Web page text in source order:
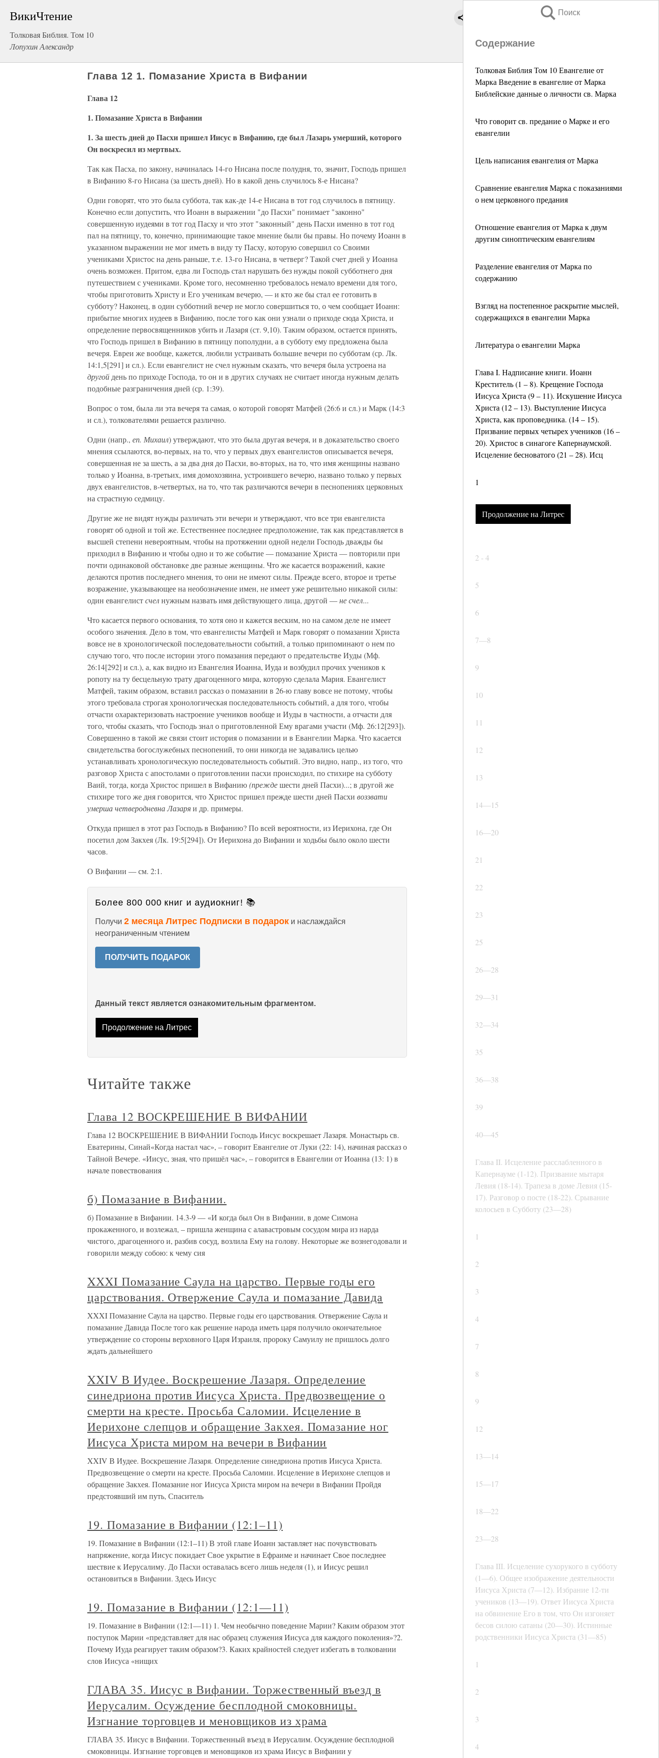
ВикиЧтение
Толковая Библия. Том 10
Лопухин Александр
Поиск
Содержание
Толковая Библия Том 10 Евангелие от
Марка Введение в евангелие от Марка
Библейские данные о личности св. Марка
Что говорит св. предание о Марке и его
евангелии
Цель написания евангелия от Марка
Сравнение евангелия Марка с показаниями
о нем церковного предания
Отношение евангелия от Марка к двум
другим синоптическим евангелиям
Разделение евангелия от Марка по
содержанию
Взгляд на постепенное раскрытие мыслей,
содержащихся в евангелии Марка
Литература о евангелии Марка
Глава I. Надписание книги. Иоанн
Креститель (1 – 8). Крещение Господа
Иисуса Христа (9 – 11). Искушение Иисуса
Христа (12 – 13). Выступление Иисуса
Христа, как проповедника. (14 – 15).
Призвание первых четырех учеников (16 –
20). Христос в синагоге Капернаумской.
Исцеление бесноватого (21 – 28). Исц
1
Продолжение на Литрес
2 - 4
5
6
7—8
9
10
11
12
13
14—15
16—20
21
22
23
25
26—28
29—31
32—34
35
36—38
39
40—45
Глава II. Исцеление расслабленного в
Капернауме (1-12). Призвание мытаря
Левия (18-14). Трапеза в доме Левия (15-
17). Разговор о посте (18-22). Срывание
колосьев в Субботу (23—28)
1
2
3
4
7
8
9
12
13—14
15—17
18—22
23—28
Глава III. Исцеление сухорукого в субботу
(1—6). Общее изображение деятельности
Иисуса Христа (7—12). Избрание 12-ти
учеников (13—19). Ответ Иисуса Христа
на обвинение Его в том, что Он изгоняет
бесов силою сатаны (20—30). Истинные
родственники Иисуса Христа (31—85)
1
2
3
4
Глава 12 1. Помазание Христа в Вифании
Глава 12
1. Помазание Христа в Вифании
1. За шесть дней до Пасхи пришел Иисус в Вифанию, где был Лазарь умерший, которого
Он воскресил из мертвых.
Так как Пасха, по закону, начиналась 14-го Нисана после полудня, то, значит, Господь пришел
в Вифанию 8-го Нисана (за шесть дней). Но в какой день случилось 8-е Нисана?
Одни говорят, что это была суббота, так как-де 14-е Нисана в тот год случилось в пятницу.
Конечно если допустить, что Иоанн в выражении "до Пасхи" понимает "законно"
совершенную иудеями в тот год Пасху и что этот "законный" день Пасхи именно в тот год
пал на пятницу, то, конечно, принимающие такое мнение были бы правы. Но почему Иоанн в
указанном выражении не мог иметь в виду ту Пасху, которую совершил со Своими
учениками Христос на день раньше, т.е. 13-го Нисана, в четверг? Такой счет дней у Иоанна
очень возможен. Притом, едва ли Господь стал нарушать без нужды покой субботнего дня
путешествием с учениками. Кроме того, несомненно требовалось немало времени для того,
чтобы приготовить Христу и Его ученикам вечерю, — и кто же бы стал ее готовить в
субботу? Наконец, в один субботний вечер не могло совершиться то, о чем сообщает Иоанн:
прибытие многих иудеев в Вифанию, после того как они узнали о приходе сюда Христа, и
определение первосвященников убить и Лазаря (ст. 9,10). Таким образом, остается принять,
что Господь пришел в Вифанию в пятницу пополудни, а в субботу ему предложена была
вечеря. Евреи же вообще, кажется, любили устраивать большие вечери по субботам (ср. Лк.
14:1,5[291] и сл.). Если евангелист не счел нужным сказать, что вечеря была устроена на
другой день по приходе Господа, то он и в других случаях не считает иногда нужным делать
подобные разграничения дней (ср. 1:39).
Вопрос о том, была ли эта вечеря та самая, о которой говорят Матфей (26:6 и сл.) и Марк (14:3
и сл.), толкователями решается различно.
Одни (напр., еп. Михаил) утверждают, что это была другая вечеря, и в доказательство своего
мнения ссылаются, во-первых, на то, что у первых двух евангелистов описывается вечеря,
совершенная не за шесть, а за два дня до Пасхи, во-вторых, на то, что имя женщины названо
только у Иоанна, в-третьих, имя домохозяина, устроившего вечерю, названо только у первых
двух евангелистов, в-четвертых, на то, что так различаются вечери в песнопениях церковных
на страстную седмицу.
Другие же не видят нужды различать эти вечери и утверждают, что все три евангелиста
говорят об одной и той же. Естественнее последнее предположение, так как представляется в
высшей степени невероятным, чтобы на протяжении одной недели Господь дважды бы
приходил в Вифанию и чтобы одно и то же событие — помазание Христа — повторили при
почти одинаковой обстановке две разные женщины. Что же касается возражений, какие
делаются против последнего мнения, то они не имеют силы. Прежде всего, второе и третье
возражение, указывающее на необозначение имен, не имеет уже решительно никакой силы:
один евангелистсчелнужным назвать имя действующего лица, другой —не счел...
Что касается первого основания, то хотя оно и кажется веским, но на самом деле не имеет
особого значения. Дело в том, что евангелисты Матфей и Марк говорят о помазании Христа
вовсе не в хронологической последовательности событий, а только припоминают о нем по
случаю того, что после истории этого помазания передают о предательстве Иуды (Мф.
26:14[292] и сл.), а, как видно из Евангелия Иоанна, Иуда и возбудил прочих учеников к
ропоту на ту бесцельную трату драгоценного мира, которую сделала Мария. Евангелист
Матфей, таким образом, вставил рассказ о помазании в 26-ю главу вовсе не потому, чтобы
этого требовала строгая хронологическая последовательность событий, а для того, чтобы
отчасти охарактеризовать настроение учеников вообще и Иуды в частности, а отчасти для
того, чтобы сказать, что Господь знал о приготовленной Ему врагами участи (Мф. 26:12[293]).
Совершенно в такой же связи стоит история о помазании и в Евангелии Марка. Что касается
свидетельства богослужебных песнопений, то они никогда не задавались целью
устанавливать хронологическую последовательность событий. Это видно, напр., из того, что
разговор Христа с апостолами о приготовлении пасхи происходил, по стихире на субботу
Ваий, тогда, когда Христос пришел в Вифанию(преждешести дней Пасхи)...; в другой же
стихире того же дня говорится, что Христос пришел прежде шести дней Пасхи воззвати
умерша четверодневна Лазаряи др. примеры.
Откуда пришел в этот раз Господь в Вифанию? По всей вероятности, из Иерихона, где Он
посетил дом Закхея (Лк. 19:5[294]). От Иерихона до Вифании и ходьбы было около шести
часов.
О Вифании — см. 2:1.
Более 800 000 книг и аудиокниг! 📚
Получи 2 месяца Литрес Подписки в подарок и наслаждайся
неограниченным чтением
ПОЛУЧИТЬ ПОДАРОК
Данный текст является ознакомительным фрагментом.
Продолжение на Литрес
Читайте также
Глава 12 ВОСКРЕШЕНИЕ В ВИФАНИИ
Глава 12 ВОСКРЕШЕНИЕ В ВИФАНИИ Господь Иисус воскрешает Лазаря. Монастырь св.
Еватерины, Синай«Когда настал час», – говорит Евангелие от Луки (22: 14), начиная рассказ о
Тайной Вечере. «Иисус, зная, что пришёл час», – говорится в Евангелии от Иоанна (13: 1) в
начале повествования
б) Помазание в Вифании.
б) Помазание в Вифании. 14.3-9 — «И когда был Он в Вифании, в доме Симона
прокаженного, и возлежал, – пришла женщина с алавастровым сосудом мира из нарда
чистого, драгоценного и, разбив сосуд, возлила Ему на голову. Некоторые же вознегодовали и
говорили между собою: к чему сия
XXXI Помазание Саула на царство. Первые годы его
царствования. Отвержение Саула и помазание Давида
XXXI Помазание Саула на царство. Первые годы его царствования. Отвержение Саула и
помазание Давида После того как решение народа иметь царя получило окончательное
утверждение со стороны верховного Царя Израиля, пророку Самуилу не пришлось долго
ждать дальнейшего
XXIV В Иудее. Воскрешение Лазаря. Определение
синедриона против Иисуса Христа. Предвозвещение о
смерти на кресте. Просьба Саломии. Исцеление в
Иерихоне слепцов и обращение Закхея. Помазание ног
Иисуса Христа миром на вечери в Вифании
XXIV В Иудее. Воскрешение Лазаря. Определение синедриона против Иисуса Христа.
Предвозвещение о смерти на кресте. Просьба Саломии. Исцеление в Иерихоне слепцов и
обращение Закхея. Помазание ног Иисуса Христа миром на вечери в Вифании Пройдя
предстоявший им путь, Спаситель
19. Помазание в Вифании (12:1–11)
19. Помазание в Вифании (12:1–11) В этой главе Иоанн заставляет нас почувствовать
напряжение, когда Иисус покидает Свое укрытие в Ефраиме и начинает Свое последнее
шествие к Иерусалиму. До Пасхи оставалась всего лишь неделя (1), и Иисус решил
остановиться в Вифании. Здесь Иисус
19. Помазание в Вифании (12:1—11)
19. Помазание в Вифании (12:1—11) 1. Чем необычно поведение Марии? Каким образом этот
поступок Марии «представляет для нас образец служения Иисуса для каждого поколения»?2.
Почему Иуда реагирует таким образом?3. Каких крайностей следует избегать в толковании
слов Иисуса «нищих
ГЛАВА 35. Иисус в Вифании. Торжественный въезд в
Иерусалим. Осуждение бесплодной смоковницы.
Изгнание торговцев и меновщиков из храма
ГЛАВА 35. Иисус в Вифании. Торжественный въезд в Иерусалим. Осуждение бесплодной
смоковницы. Изгнание торговцев и меновщиков из храма Иисус в Вифании у